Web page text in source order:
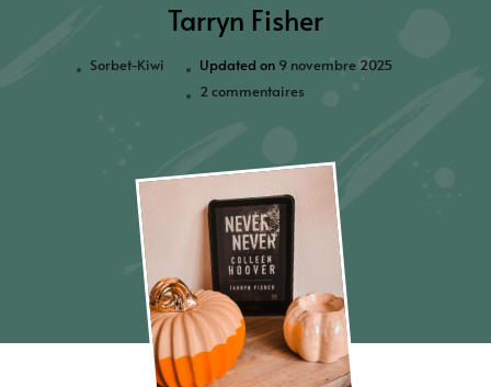
Tarryn Fisher
Sorbet-Kiwi Updated on 9 novembre 2025
2 commentaires